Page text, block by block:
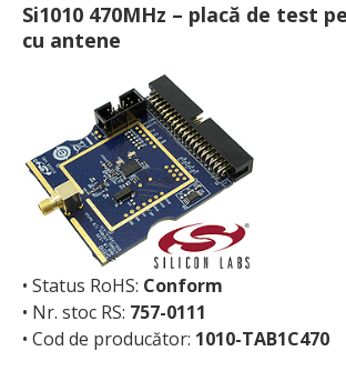
Si1010 470MHz – placă de test
cu antene
• Status RoHS: Conform
• Nr. stoc RS: 757-0111
• Cod de producător: 1010-TAB1C470